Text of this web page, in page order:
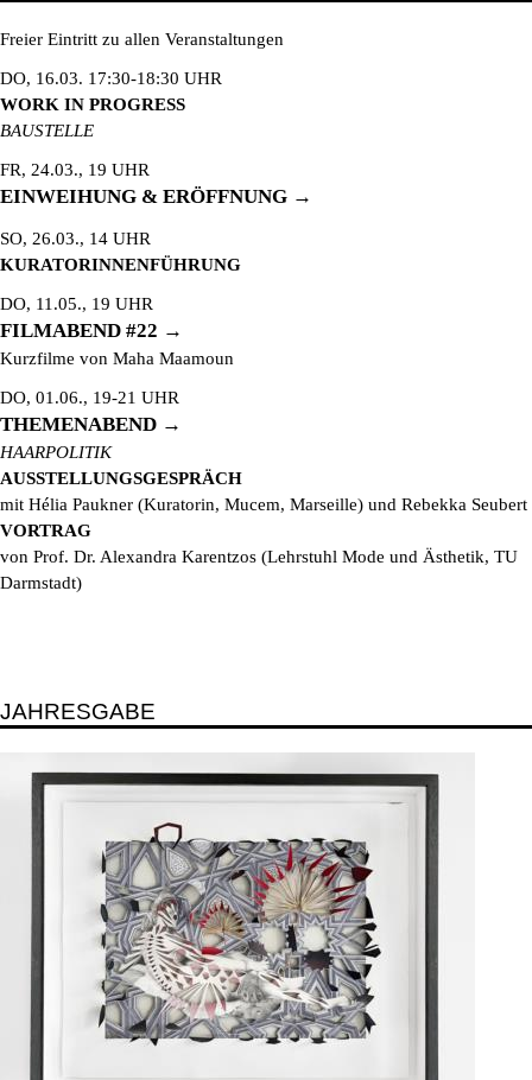
Freier Eintritt zu allen Veranstaltungen
DO, 16.03. 17:30-18:30 UHR
WORK IN PROGRESS
BAUSTELLE
FR, 24.03., 19 UHR
EINWEIHUNG & ERÖFFNUNG
SO, 26.03., 14 UHR
KURATORINNENFÜHRUNG
DO, 11.05., 19 UHR
FILMABEND #22
Kurzfilme von Maha Maamoun
DO, 01.06., 19-21 UHR
THEMENABEND
HAARPOLITIK
AUSSTELLUNGSGESPRÄCH
mit Hélia Paukner (Kuratorin, Mucem, Marseille) und Rebekka Seubert
VORTRAG
von Prof. Dr. Alexandra Karentzos (Lehrstuhl Mode und Ästhetik, TU
Darmstadt)
JAHRESGABE